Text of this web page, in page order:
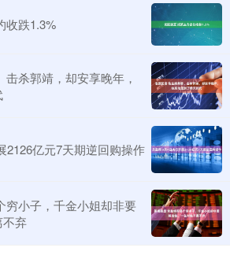
收跌1.3%
杀郭靖，却安享晚年，
2126亿元7天期逆回购操作
穷小子，千金小姐却非要
不弃